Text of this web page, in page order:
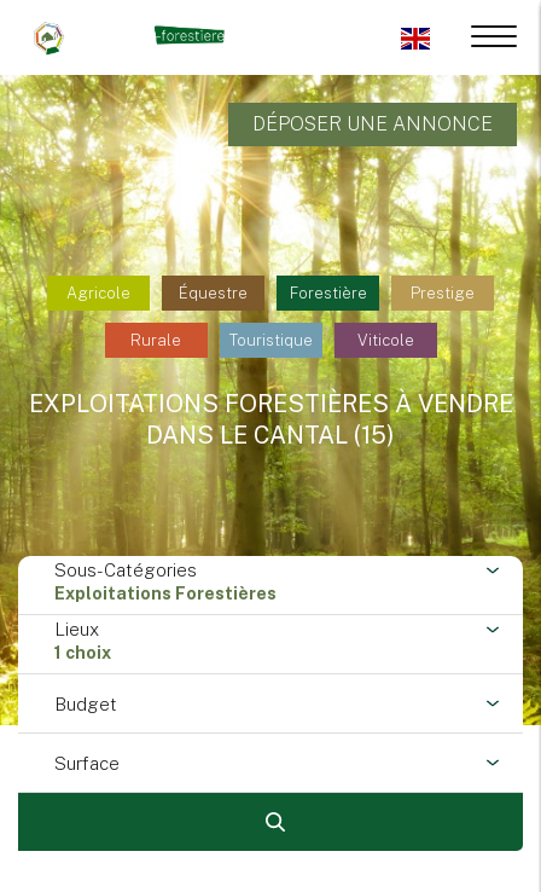
DÉPOSER UNE ANNONCE
Agricole Équestre Forestière Prestige
Rurale Touristique Viticole
EXPLOITATIONS FORESTIÈRES À VENDRE
DANS LE CANTAL (15)
Sous-Catégories
Exploitations Forestières
Lieux
1 choix
Budget
Surface